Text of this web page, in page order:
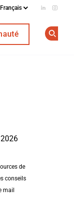
Add us
de
conseils
mail